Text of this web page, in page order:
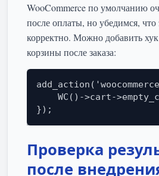
WooCommerce по умолчанию
после оплаты, но убедимся, что
корректно. Можно добавить хук
корзины после заказа:
WC()->cart-
});
Проверка
после